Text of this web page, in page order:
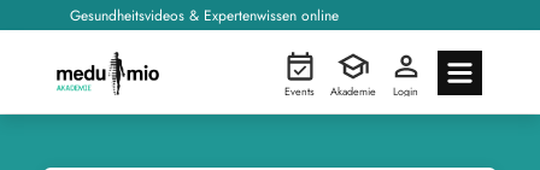
Gesundheitsvideos & Expertenwissen online
Events Akademie Login